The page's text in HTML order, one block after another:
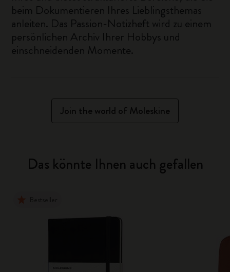
beim Dokumentieren Ihres Lieblingsthemas
anleiten. Das Passion-Notizheft wird zu einem
persönlichen Archiv Ihrer Hobbys und
einschneidenden Momente.
Join the world of Moleskine
Das könnte Ihnen auch gefallen